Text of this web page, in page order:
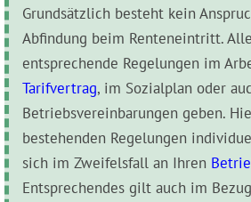
Grundsätzlich besteht kein
Abfindung beim Renteneintritt.
entsprechende Regelungen im
Tarifvertrag, im Sozialplan oder
Betriebsvereinbarungen geben.
bestehenden Regelungen
sich im Zweifelsfall an Ihren
Entsprechendes gilt auch im